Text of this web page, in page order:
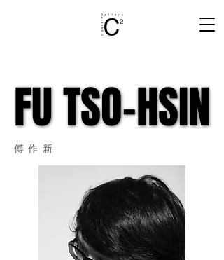
FU TSO-HSIN
FU TSO-HSIN
​傅作新